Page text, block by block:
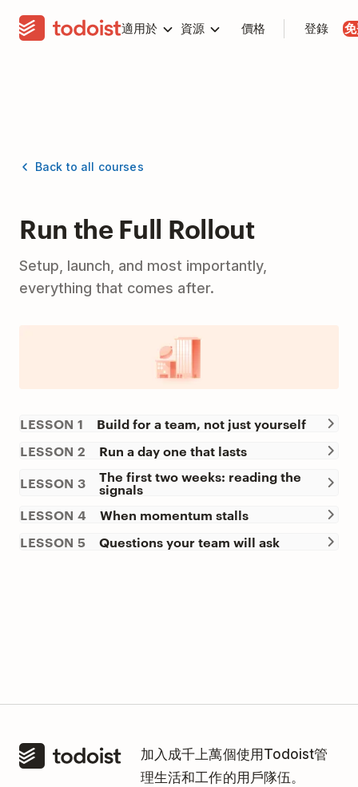
適用於 資源 價格 登錄
Back to all courses
Run the Full Rollout
Setup, launch, and most importantly,
everything that comes after.
LESSON 1
Build for a team, not just yourself
LESSON 2
Run a day one that lasts
LESSON 3
The first two weeks: reading the
signals
LESSON 4
When momentum stalls
LESSON 5
Questions your team will ask
加入成千上萬個使用Todoist管
理生活和工作的用戶隊伍。